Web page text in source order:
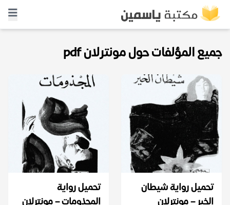
جميع المؤلفات حول مونترلان pdf
تحميل رواية شيطان
الخير – مونترلان
تحميل رواية
المجذومات – مونترلان